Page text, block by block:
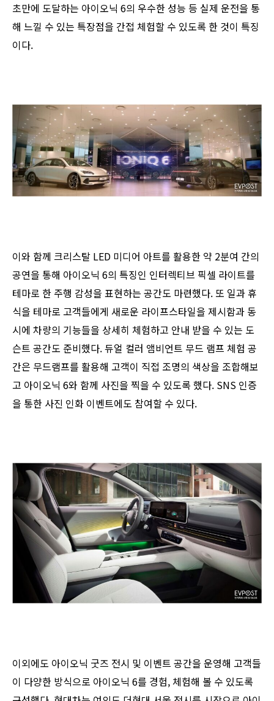
초만에 도달하는 아이오닉 6의 우수한 성능 등 실제 운전을 통
해 느낄 수 있는 특장점을 간접 체험할 수 있도록 한 것이 특징
이다.
이와 함께 크리스탈 LED 미디어 아트를 활용한 약 2분여 간의
공연을 통해 아이오닉 6의 특징인 인터렉티브 픽셀 라이트를
테마로 한 주행 감성을 표현하는 공간도 마련했다. 또 일과 휴
식을 테마로 고객들에게 새로운 라이프스타일을 제시함과 동
시에 차량의 기능들을 상세히 체험하고 안내 받을 수 있는 도
슨트 공간도 준비했다. 듀얼 컬러 앰비언트 무드 램프 체험 공
간은 무드램프를 활용해 고객이 직접 조명의 색상을 조합해보
고 아이오닉 6와 함께 사진을 찍을 수 있도록 했다. SNS 인증
을 통한 사진 인화 이벤트에도 참여할 수 있다.
이외에도 아이오닉 굿즈 전시 및 이벤트 공간을 운영해 고객들
이 다양한 방식으로 아이오닉 6를 경험, 체험해 볼 수 있도록